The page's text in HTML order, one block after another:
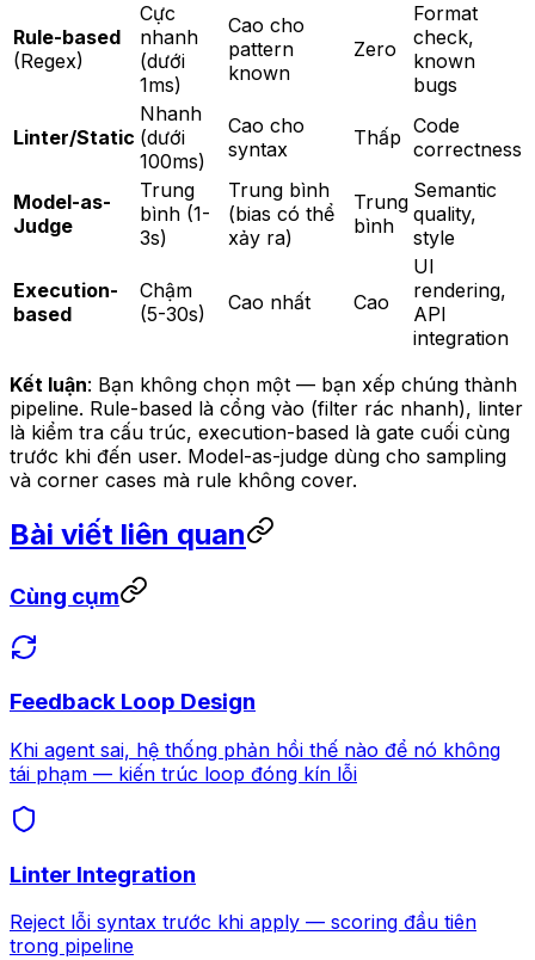
Rule-based
(Regex)
Cực
nhanh
(dưới
1ms)
Cao cho
pattern
known
Zero
Format
check,
known
bugs
Linter/Static
Nhanh
(dưới
100ms)
Cao cho
syntax
Thấp Code
correctness
Model-as-
Judge
Trung
bình (1-
3s)
Trung bình
(bias có thể
xảy ra)
Trung
bình
Semantic
quality,
style
Execution-
based
Chậm
(5-30s)
Cao nhất Cao
UI
rendering,
API
integration
Kết luận: Bạn không chọn một — bạn xếp chúng thành
pipeline. Rule-based là cổng vào (filter rác nhanh), linter
là kiểm tra cấu trúc, execution-based là gate cuối cùng
trước khi đến user. Model-as-judge dùng cho sampling
và corner cases mà rule không cover.
Bài viết liên quan
Cùng cụm
Feedback Loop Design
Khi agent sai, hệ thống phản hồi thế nào để nó không
tái phạm — kiến trúc loop đóng kín lỗi
Linter Integration
Reject lỗi syntax trước khi apply — scoring đầu tiên
trong pipeline